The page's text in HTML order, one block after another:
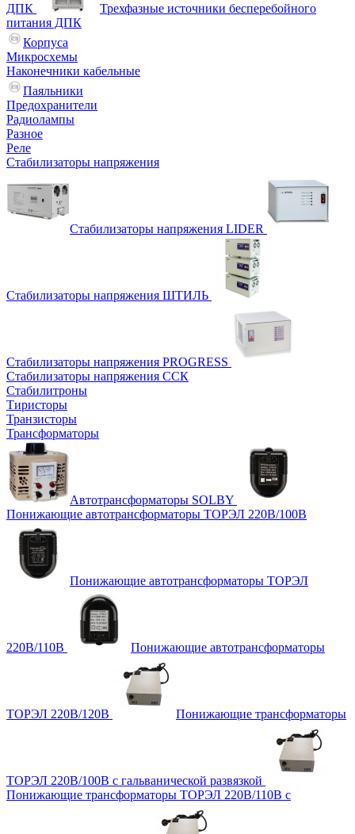
ДПК
Трехфазные источники бесперебойного
питания ДПК
Корпуса
Микросхемы
Наконечники кабельные
Паяльники
Предохранители
Радиолампы
Разное
Реле
Стабилизаторы напряжения
Стабилизаторы напряжения LIDER
Стабилизаторы напряжения ШТИЛЬ
Стабилизаторы напряжения PROGRESS
Стабилизаторы напряжения ССК
Стабилитроны
Тиристоры
Транзисторы
Трансформаторы
Автотрансформаторы SOLBY
Понижающие автотрансформаторы ТОРЭЛ 220В/100В
Понижающие автотрансформаторы ТОРЭЛ
220В/110В Понижающие автотрансформаторы
ТОРЭЛ 220В/120В Понижающие трансформаторы
ТОРЭЛ 220В/100В с гальванической развязкой
Понижающие трансформаторы ТОРЭЛ 220В/110В с